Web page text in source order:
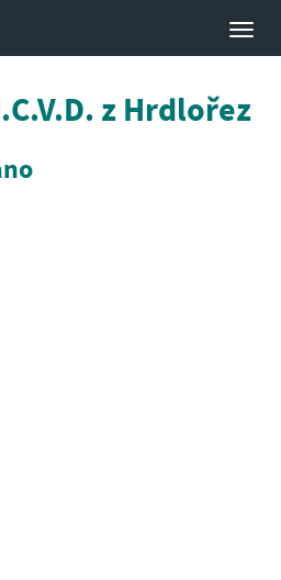
z Hrdlořez